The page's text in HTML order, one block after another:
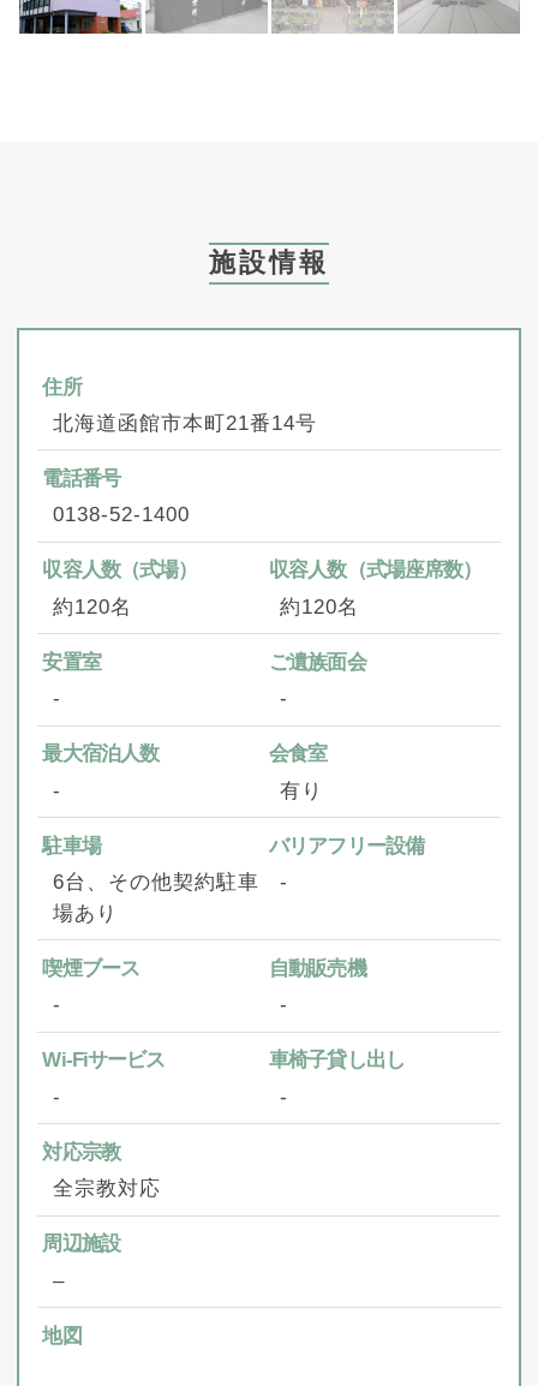
施設情報
住所
北海道函館市本町21番14号
電話番号
0138-52-1400
収容人数（式場）
約120名
収容人数（式場座席数）
約120名
安置室
‐
ご遺族面会
‐
最大宿泊人数
‐
会食室
有り
駐車場
6台、その他契約駐車
場あり
バリアフリー設備
‐
喫煙ブース
‐
自動販売機
‐
Wi-Fiサービス
‐
車椅子貸し出し
‐
対応宗教
全宗教対応
周辺施設
–
地図